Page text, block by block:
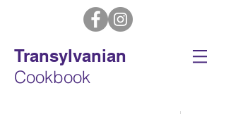
Transylvanian
Cookbook